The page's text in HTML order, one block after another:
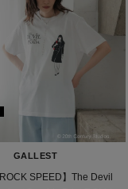
GALLEST
ROCK SPEED】The Devil